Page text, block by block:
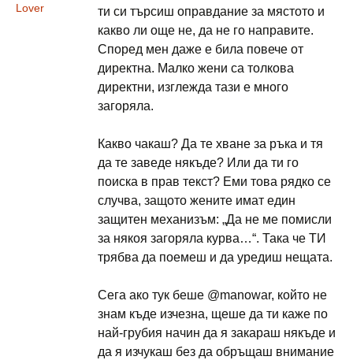
Lover
ти си търсиш оправдание за мястото и
какво ли още не, да не го направите.
Според мен даже е била повече от
директна. Малко жени са толкова
директни, изглежда тази е много
загоряла.
Какво чакаш? Да те хване за ръка и тя
да те заведе някъде? Или да ти го
поиска в прав текст? Еми това рядко се
случва, защото жените имат един
защитен механизъм: „Да не ме помисли
за някоя загоряла курва…“. Така че ТИ
трябва да поемеш и да уредиш нещата.
Сега ако тук беше @manowar, който не
знам къде изчезна, щеше да ти каже по
най-грубия начин да я закараш някъде и
да я изчукаш без да обръщаш внимание